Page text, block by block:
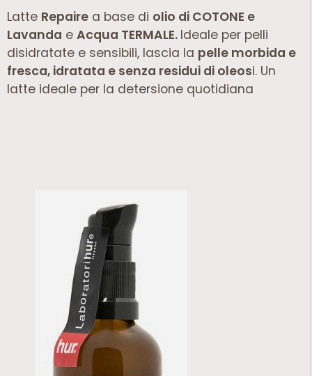
Latte Repaire a base di olio di COTONE e
Lavanda e Acqua TERMALE. Ideale per pelli
disidratate e sensibili, lascia la pelle morbida e
fresca, idratata e senza residui di oleosi. Un
latte ideale per la detersione quotidiana